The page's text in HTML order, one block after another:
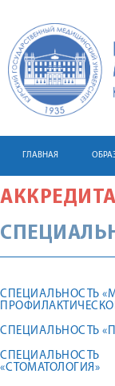
ГЛАВНАЯ
СПЕЦИАЛЬНОСТЬ
СПЕЦИАЛЬНОСТЬ
СПЕЦИАЛЬНОСТЬ
«СТОМАТОЛОГИЯ»